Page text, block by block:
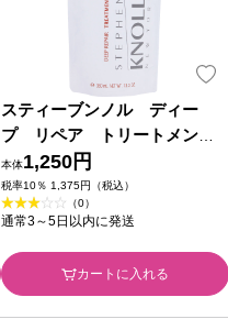
スティーブンノル ディー
プ リペア トリートメン
ト （詰め替え用） ３８０ｍ
Ｌ コーセー
本体1,250円
税率10％ 1,375円（税込）
（0）
通常3～5日以内に発送
カートに入れる